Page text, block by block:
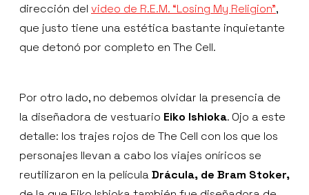
dirección del video de R.E.M. “Losing My Religion”,
que justo tiene una estética bastante inquietante
que detonó por completo en The Cell.
Por otro lado, no debemos olvidar la presencia de
la diseñadora de vestuario Eiko Ishioka. Ojo a este
detalle: los trajes rojos de The Cell con los que los
personajes llevan a cabo los viajes oníricos se
reutilizaron en la películaDrácula, de Bram Stoker,